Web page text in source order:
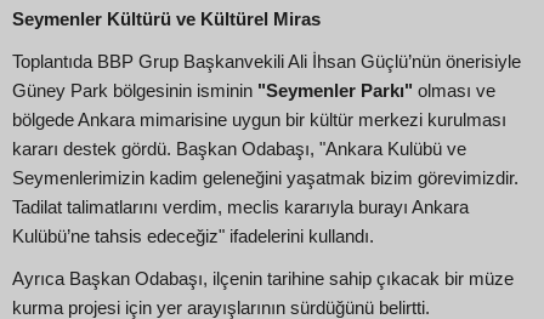
Seymenler Kültürü ve Kültürel Miras
Toplantıda BBP Grup Başkanvekili Ali İhsan Güçlü’nün önerisiyle
Güney Park bölgesinin isminin "Seymenler Parkı" olması ve
bölgede Ankara mimarisine uygun bir kültür merkezi kurulması
kararı destek gördü. Başkan Odabaşı, "Ankara Kulübü ve
Seymenlerimizin kadim geleneğini yaşatmak bizim görevimizdir.
Tadilat talimatlarını verdim, meclis kararıyla burayı Ankara
Kulübü’ne tahsis edeceğiz" ifadelerini kullandı.
Ayrıca Başkan Odabaşı, ilçenin tarihine sahip çıkacak bir müze
kurma projesi için yer arayışlarının sürdüğünü belirtti.